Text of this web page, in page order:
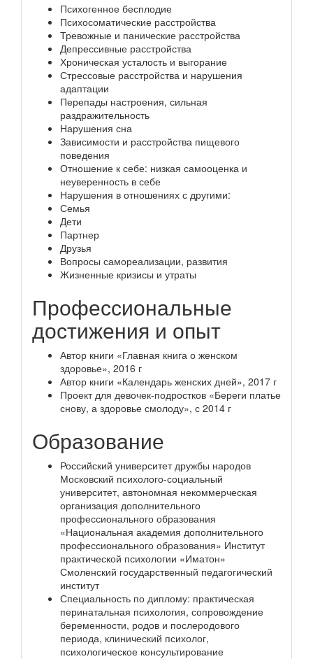
Психогенное бесплодие
Психосоматические расстройства
Тревожные и панические расстройства
Депрессивные расстройства
Хроническая усталость и выгорание
Стрессовые расстройства и нарушения
адаптации
Перепады настроения, сильная
раздражительность
Нарушения сна
Зависимости и расстройства пищевого
поведения
Отношение к себе: низкая самооценка и
неуверенность в себе
Нарушения в отношениях с другими:
Семья
Дети
Партнер
Друзья
Вопросы самореализации, развития
Жизненные кризисы и утраты
Профессиональные
достижения и опыт
Автор книги «Главная книга о женском
здоровье», 2016 г
Автор книги «Календарь женских дней», 2017 г
Проект для девочек-подростков «Береги платье
снову, а здоровье смолоду», с 2014 г
Образование
Российский университет дружбы народов
Московский психолого-социальный
университет, автономная некоммерческая
организация дополнительного
профессионального образования
«Национальная академия дополнительного
профессионального образования» Институт
практической психологии «Иматон»
Смоленский государственный педагогический
институт
Специальность по диплому: практическая
перинатальная психология, сопровождение
беременности, родов и послеродового
периода, клинический психолог,
психологическое консультирование